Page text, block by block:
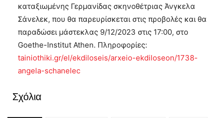
καταξιωμένης Γερμανίδας σκηνοθέτριας Άνγκελα
Σάνελεκ, που θα παρευρίσκεται στις προβολές και θα
παραδώσει μάστεκλας 9/12/2023 στις 17:00, στο
Goethe-Institut Athen. Πληροφορίες:
tainiothiki.gr/el/ekdiloseis/arxeio-ekdiloseon/1738-
angela-schanelec
Σχόλια